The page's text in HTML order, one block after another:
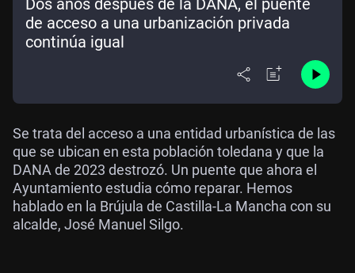
Dos años después de la DANA, el puente
de acceso a una urbanización privada
continúa igual
Se trata del acceso a una entidad urbanística de las
que se ubican en esta población toledana y que la
DANA de 2023 destrozó. Un puente que ahora el
Ayuntamiento estudia cómo reparar. Hemos
hablado en la Brújula de Castilla-La Mancha con su
alcalde, José Manuel Silgo.